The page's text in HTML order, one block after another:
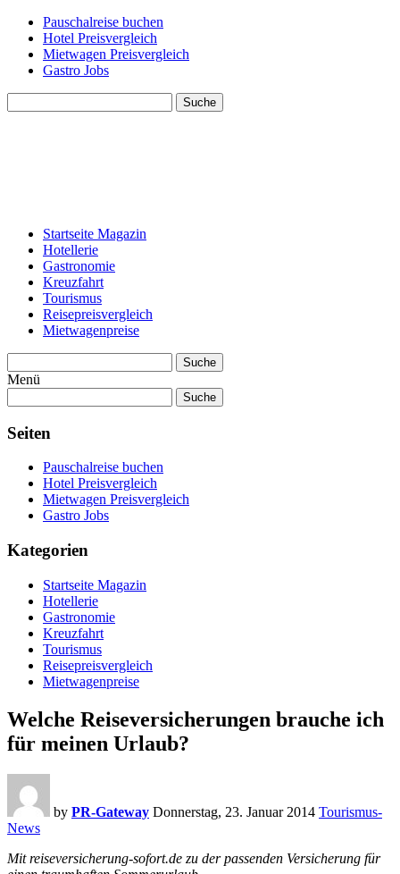
Pauschalreise buchen
Hotel Preisvergleich
Mietwagen Preisvergleich
Gastro Jobs
Suche
Startseite Magazin
Hotellerie
Gastronomie
Kreuzfahrt
Tourismus
Reisepreisvergleich
Mietwagenpreise
Suche
Menü
Suche
Seiten
Pauschalreise buchen
Hotel Preisvergleich
Mietwagen Preisvergleich
Gastro Jobs
Kategorien
Startseite Magazin
Hotellerie
Gastronomie
Kreuzfahrt
Tourismus
Reisepreisvergleich
Mietwagenpreise
Welche Reiseversicherungen brauche ich
für meinen Urlaub?
by PR-Gateway Donnerstag, 23. Januar 2014 Tourismus-
News
Mit reiseversicherung-sofort.de zu der passenden Versicherung für